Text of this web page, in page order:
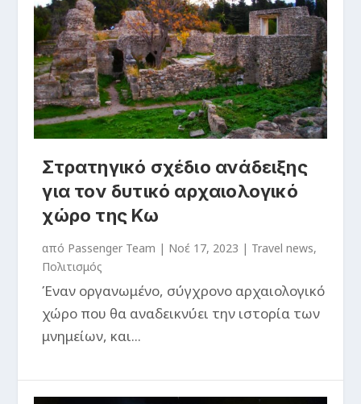
Στρατηγικό σχέδιο ανάδειξης
για τον δυτικό αρχαιολογικό
χώρο της Κω
από Passenger Team | Νοέ 17, 2023 | Travel news,
Πολιτισμός
​Έναν οργανωμένο, σύγχρονο αρχαιολογικό
χώρο που θα αναδεικνύει την ιστορία των
μνημείων, και...